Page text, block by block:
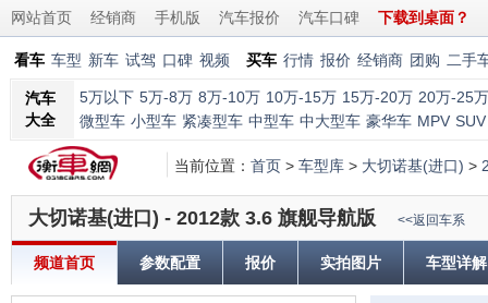
网站首页 经销商 手机版 汽车报价 汽车口碑 下载到桌面？
看车 车型 新车 试驾 口碑 视频 买车 行情 报价 经销商 团购 二手
汽车
大全
5万以下 5万-8万 8万-10万 10万-15万 15万-20万 20万-25万
微型车 小型车 紧凑型车 中型车 中大型车 豪华车 MPV SUV
当前位置： 首页 > 车型库 > 大切诺基(进口) >
大切诺基(进口) - 2012款 3.6 旗舰导航版 <<返回车系
频道首页 参数配置 报价 实拍图片 车型详解